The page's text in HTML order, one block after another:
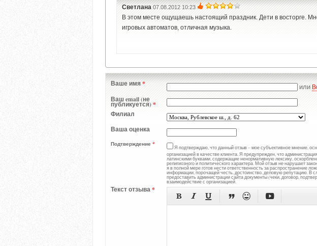
Светлана 07.08.2012 10:23
В этом месте ощущаешь настоящий праздник. Дети в восторге.
игровых автоматов, отличная музыка.
Ваше имя* или
Ваш email (не
публикуется)*
Филиал
Ваша оценка
Подтверждение *
Я подтверждаю, что данный отзыв – мое субъективное мнение,
организацией в качестве клиента. Я предупрежден, что
латинскими буквами, содержащие ненормативную лексику,
религиозного и политического характера. Мой отзыв не нарушает
я в полной мере готов нести ответственность за распространение
информации, порочащей честь, достоинство, деловую репутацию. В
предоставить администрации сайта документы (чеки, договор,
взаимодействие с организацией.
Текст отзыва*
     